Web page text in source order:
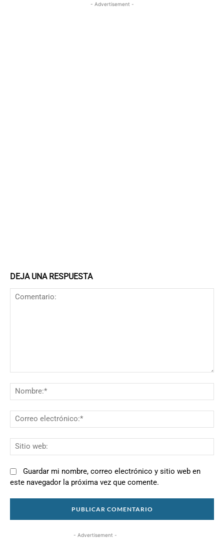
- Advertisement -
DEJA UNA RESPUESTA
Guardar mi nombre, correo electrónico y sitio web en
este navegador la próxima vez que comente.
- Advertisement -